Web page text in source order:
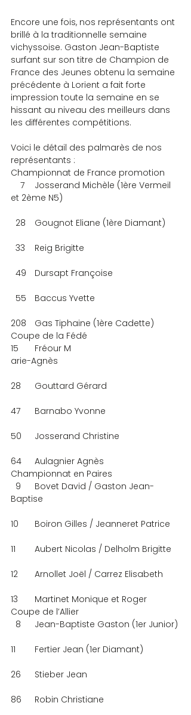
Encore une fois, nos représentants ont
brillé à la traditionnelle semaine
vichyssoise. Gaston Jean-Baptiste
surfant sur son titre de Champion de
France des Jeunes obtenu la semaine
précédente à Lorient a fait forte
impression toute la semaine en se
hissant au niveau des meilleurs dans
les différentes compétitions.
Voici le détail des palmarès de nos
représentants :
Championnat de France promotion
et 2ème N5)
  28	Gougnot Eliane (1ère Diamant)
  33	Reig Brigitte
  49	Dursapt Françoise
  55	Baccus Yvette
208	Gas Tiphaine (1ère Cadette)
Coupe de la Fédé
15	Fréour M
arie-Agnès
28	Gouttard Gérard
47	Barnabo Yvonne
50	Josserand Christine
64	Aulagnier Agnès
Championnat en Paires
Baptise
10	Boiron Gilles / Jeanneret Patrice
11	Aubert Nicolas / Delholm Brigitte
12	Arnollet Joël / Carrez Elisabeth
13	Martinet Monique et Roger
Coupe de l’Allier
  8	Jean-Baptiste Gaston (1er Junior)
11	Fertier Jean (1er Diamant)
26	Stieber Jean
86	Robin Christiane